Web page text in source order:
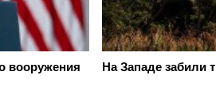
вооружения На Западе забили